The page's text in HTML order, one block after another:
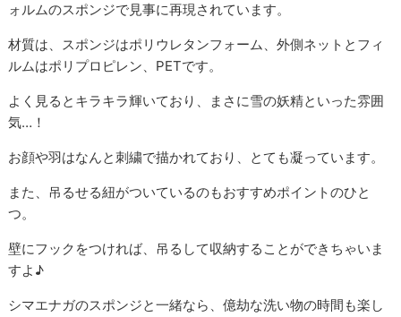
ォルムのスポンジで見事に再現されています。
材質は、スポンジはポリウレタンフォーム、外側ネットとフィ
ルムはポリプロピレン、PETです。
よく見るとキラキラ輝いており、まさに雪の妖精といった雰囲
気…！
お顔や羽はなんと刺繍で描かれており、とても凝っています。
また、吊るせる紐がついているのもおすすめポイントのひと
つ。
壁にフックをつければ、吊るして収納することができちゃいま
すよ♪
シマエナガのスポンジと一緒なら、億劫な洗い物の時間も楽し